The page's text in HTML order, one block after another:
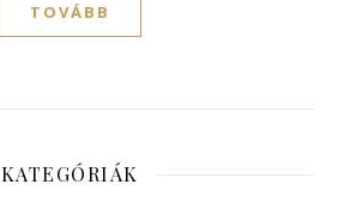
TOVÁBB
KATEGÓRIÁK